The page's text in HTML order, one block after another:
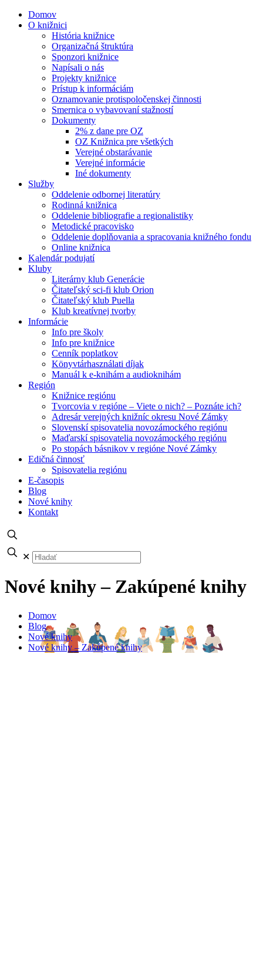
Domov
O knižnici
História knižnice
Organizačná štruktúra
Sponzori knižnice
Napísali o nás
Projekty knižnice
Prístup k informáciám
Oznamovanie protispoločenskej činnosti
Smernica o vybavovaní stažností
Dokumenty
2% z dane pre OZ
OZ Knižnica pre všetkých
Verejné obstarávanie
Verejné informácie
Iné dokumenty
Služby
Oddelenie odbornej literatúry
Rodinná knižnica
Oddelenie bibliografie a regionalistiky
Metodické pracovisko
Oddelenie doplňovania a spracovania knižného fondu
Online knižnica
Kalendár podujatí
Kluby
Literárny klub Generácie
Čitateľský sci-fi klub Orion
Čitateľský klub Puella
Klub kreatívnej tvorby
Informácie
Info pre školy
Info pre knižnice
Cenník poplatkov
Könyvtárhasználati díjak
Manuál k e-knihám a audioknihám
Región
Knižnice regiónu
Tvorcovia v regióne – Viete o nich? – Poznáte ich?
Adresár verejných knižníc okresu Nové Zámky
Slovenskí spisovatelia novozámockého regiónu
Maďarskí spisovatelia novozámockého regiónu
Po stopách básnikov v regióne Nové Zámky
Edičná činnosť
Spisovatelia regiónu
E-časopis
Blog
Nové knihy
Kontakt
✕
Nové knihy – Zakúpené knihy
Domov
Blog
Nové knihy
Nové knihy – Zakúpené knihy